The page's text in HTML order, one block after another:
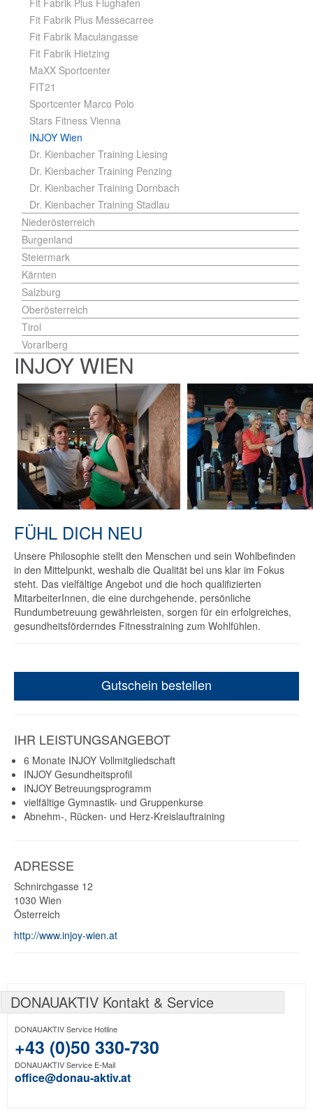
Fit Fabrik Plus Flughafen
Fit Fabrik Plus Messecarree
Fit Fabrik Maculangasse
Fit Fabrik Hietzing
MaXX Sportcenter
FIT21
Sportcenter Marco Polo
Stars Fitness Vienna
INJOY Wien
Dr. Kienbacher Training Liesing
Dr. Kienbacher Training Penzing
Dr. Kienbacher Training Dornbach
Dr. Kienbacher Training Stadlau
Niederösterreich
Burgenland
Steiermark
Kärnten
Salzburg
Oberösterreich
Tirol
Vorarlberg
INJOY WIEN
FÜHL DICH NEU
Unsere Philosophie stellt den Menschen und sein Wohlbefinden
in den Mittelpunkt, weshalb die Qualität bei uns klar im Fokus
steht. Das vielfältige Angebot und die hoch qualifizierten
MitarbeiterInnen, die eine durchgehende, persönliche
Rundumbetreuung gewährleisten, sorgen für ein erfolgreiches,
gesundheitsförderndes Fitnesstraining zum Wohlfühlen.
Gutschein bestellen
IHR LEISTUNGSANGEBOT
6 Monate INJOY Vollmitgliedschaft
INJOY Gesundheitsprofil
INJOY Betreuungsprogramm
vielfältige Gymnastik- und Gruppenkurse
Abnehm-, Rücken- und Herz-Kreislauftraining
ADRESSE
Schnirchgasse 12
1030 Wien
Österreich
http://www.injoy-wien.at
DONAUAKTIV Kontakt & Service
DONAUAKTIV Service Hotline
+43 (0)50 330-730
DONAUAKTIV Service E-Mail
office@donau-aktiv.at